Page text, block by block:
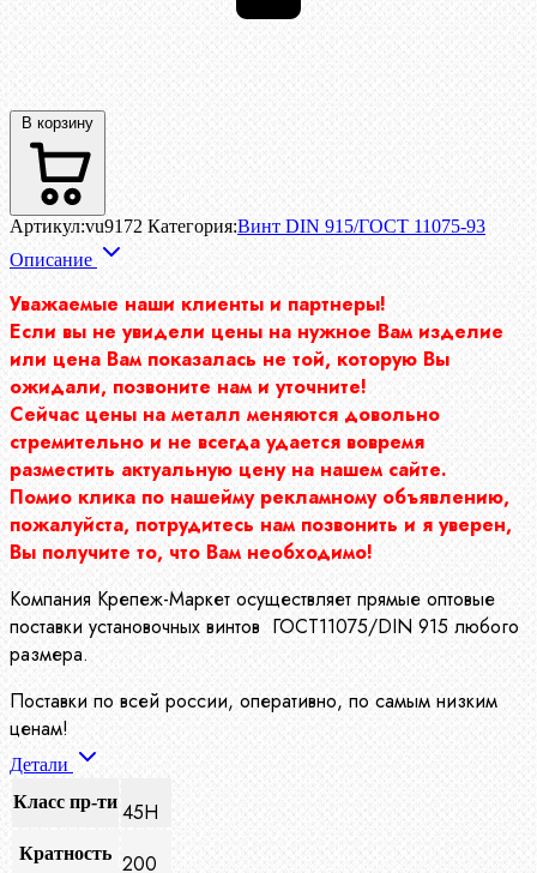
В корзину
Артикул:vu9172 Категория:Винт DIN 915/ГОСТ 11075-93
Описание
Уважаемые наши клиенты и партнеры!
Если вы не увидели цены на нужное Вам изделие
или цена Вам показалась не той, которую Вы
ожидали, позвоните нам и уточните!
Сейчас цены на металл меняются довольно
стремительно и не всегда удается вовремя
разместить актуальную цену на нашем сайте.
Помио клика по нашейму рекламному объявлению,
пожалуйста, потрудитесь нам позвонить и я уверен,
Вы получите то, что Вам необходимо!
Компания Крепеж-Маркет осуществляет прямые оптовые
поставки установочных винтов ГОСТ11075/DIN 915 любого
размера.
Поставки по всей россии, оперативно, по самым низким
ценам!
Детали
Класс пр-ти 45Н
Кратность 200